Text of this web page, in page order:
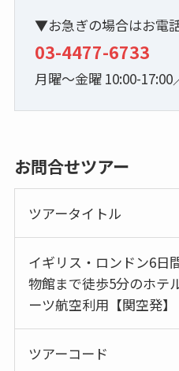
▼お急ぎの場合はお電
03-4477-6733
月曜～金曜 10:00-
お問合せツアー
ツアータイトル
イギリス・ロンドン6
物館まで徒歩5分のホテ
ーツ航空利用【関空発】
ツアーコード